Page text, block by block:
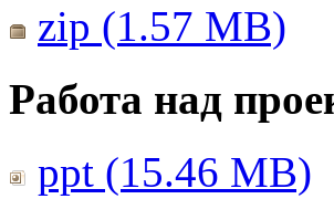
zip (1.57 MB)
Работа над
ppt (15.46 MB)